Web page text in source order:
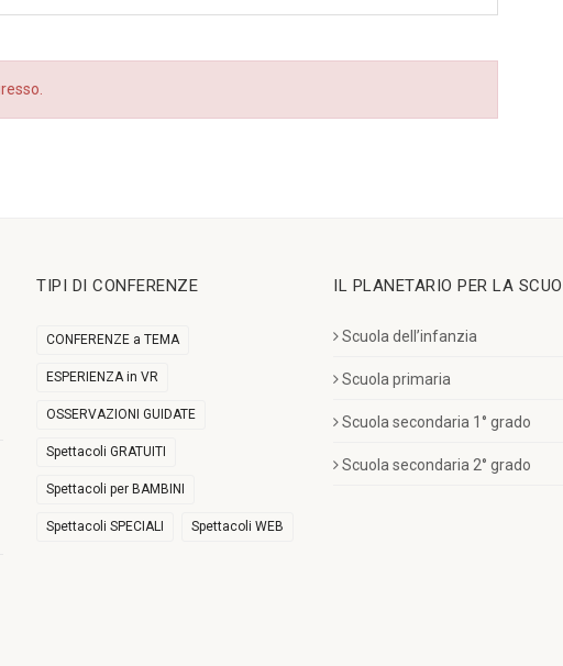
TIPI DI CONFERENZE
CONFERENZE a TEMA
ESPERIENZA in VR
OSSERVAZIONI GUIDATE
Spettacoli GRATUITI
Spettacoli per BAMBINI
Spettacoli SPECIALI Spettacoli WEB
IL PLANETARIO PER LA
Scuola dell’infanzia
Scuola primaria
Scuola secondaria 1° grado
Scuola secondaria 2° grado